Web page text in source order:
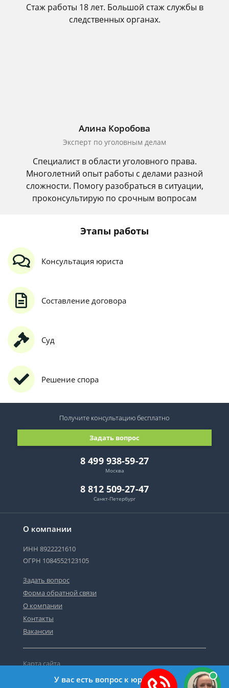
Стаж работы 18 лет. Большой стаж службы в
следственных органах.
Алина Коробова
Эксперт по уголовным делам
Специалист в области уголовного права.
Многолетний опыт работы с делами разной
сложности. Помогу разобраться в ситуации,
проконсультирую по срочным вопросам
Этапы работы
Консультация юриста
Составление договора
Суд
Решение спора
О компании
ИНН 8922221610
ОГРН 1084552123105
Задать вопрос
Форма обратной связи
О компании
Контакты
Вакансии
Карта сайта
Политика персональных данных
8 499 938-59-27
Москва
8 812 509-27-47
Санкт-Петербург
Задать вопрос
Получите консультациюбесплатно
У вас есть вопрос к юристу?